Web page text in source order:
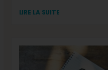
LIRE LA SUITE